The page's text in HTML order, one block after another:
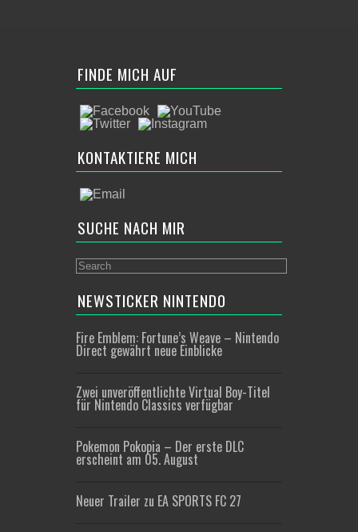
FINDE MICH AUF
KONTAKTIERE MICH
SUCHE NACH MIR
NEWSTICKER NINTENDO
Fire Emblem: Fortune’s Weave – Nintendo
Direct gewährt neue Einblicke
Zwei unveröffentlichte Virtual Boy-Titel
für Nintendo Classics verfügbar
Pokemon Pokopia – Der erste DLC
erscheint am 05. August
Neuer Trailer zu EA SPORTS FC 27